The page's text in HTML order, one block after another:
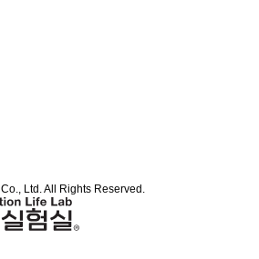
Ltd. All Rights Reserved.